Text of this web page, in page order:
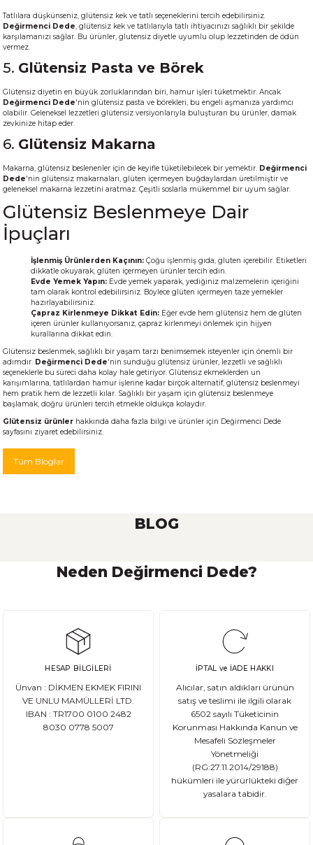
Tatlılara düşkünseniz, glütensiz kek ve tatlı seçeneklerini tercih edebilirsiniz.
Değirmenci Dede, glütensiz kek ve tatlılarıyla tatlı ihtiyacınızı sağlıklı bir şekilde
karşılamanızı sağlar. Bu ürünler, glutensiz diyetle uyumlu olup lezzetinden de ödün
vermez.
5. Glütensiz Pasta ve Börek
Glütensiz diyetin en büyük zorluklarından biri, hamur işleri tüketmektir. Ancak
Değirmenci Dede'nin glütensiz pasta ve börekleri, bu engeli aşmanıza yardımcı
olabilir. Geleneksel lezzetleri glütensiz versiyonlarıyla buluşturan bu ürünler, damak
zevkinize hitap eder.
6. Glütensiz Makarna
Makarna, glütensiz beslenenler için de keyifle tüketilebilecek bir yemektir. Değirmenci
Dede'nin glütensiz makarnaları, glüten içermeyen buğdaylardan üretilmiştir ve
geleneksel makarna lezzetini aratmaz. Çeşitli soslarla mükemmel bir uyum sağlar.
Glütensiz Beslenmeye Dair
İpuçları
İşlenmiş Ürünlerden Kaçının: Çoğu işlenmiş gıda, gluten içerebilir. Etiketleri
dikkatle okuyarak, glüten içermeyen ürünler tercih edin.
Evde Yemek Yapın: Evde yemek yaparak, yediğiniz malzemelerin içeriğini
tam olarak kontrol edebilirsiniz. Böylece glüten içermeyen taze yemekler
hazırlayabilirsiniz.
Çapraz Kirlenmeye Dikkat Edin: Eğer evde hem glütensiz hem de glüten
içeren ürünler kullanıyorsanız, çapraz kirlenmeyi önlemek için hijyen
kurallarına dikkat edin.
Glütensiz beslenmek, sağlıklı bir yaşam tarzı benimsemek isteyenler için önemli bir
adımdır. Değirmenci Dede'nin sunduğu glütensiz ürünler, lezzetli ve sağlıklı
seçeneklerle bu süreci daha kolay hale getiriyor. Glütensiz ekmeklerden un
karışımlarına, tatlılardan hamur işlerine kadar birçok alternatif, glütensiz beslenmeyi
hem pratik hem de lezzetli kılar. Sağlıklı bir yaşam için glütensiz beslenmeye
başlamak, doğru ürünleri tercih etmekle oldukça kolaydır.
Glütensiz ürünler hakkında daha fazla bilgi ve ürünler için Değirmenci Dede
sayfasını ziyaret edebilirsiniz.
Tüm Bloglar
BLOG
Ekşi Maya Nasıl Beslenmeli ve Saklanmalı?
Ata Tohum Nedir?
Ata tohum, tarımda kullanılan ve genetik olarak değişmemiş olan
Neden Değirmenci Dede?
HESAP BİLGİLERİ
Ünvan : DİKMEN EKMEK FIRINI
VE UNLU MAMÜLLERİ LTD.
IBAN : TR1700 0100 2482
8030 0778 5007
İPTAL ve İADE HAKKI
Alıcılar, satın aldıkları ürünün
satış ve teslimi ile ilgili olarak
6502 sayılı Tüketicinin
Korunması Hakkında Kanun ve
Mesafeli Sözleşmeler
Yönetmeliği
(RG:27.11.2014/29188)
hükümleri ile yürürlükteki diğer
yasalara tabidir.